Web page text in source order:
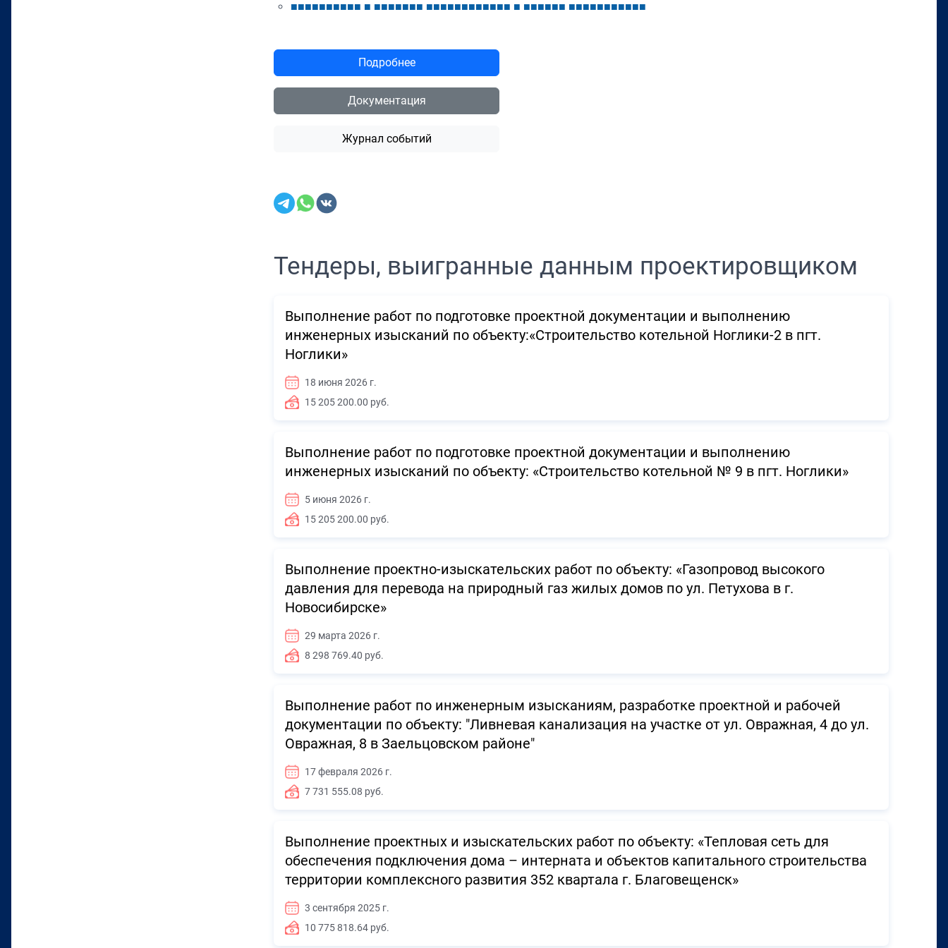
■■■■■■■■■■ ■ ■■■■■■■ ■■■■■■■■■■■■ ■ ■■■■■■ ■■■■■■■■■■■
Подробнее
Документация
Журнал событий
Тендеры, выигранные данным проектировщиком
Выполнение работ по подготовке проектной документации и выполнению
инженерных изысканий по объекту:«Строительство котельной Ноглики-2 в пгт.
Ноглики»
18 июня 2026 г.
15 205 200.00 руб.
Выполнение работ по подготовке проектной документации и выполнению
инженерных изысканий по объекту: «Строительство котельной № 9 в пгт. Ноглики»
5 июня 2026 г.
15 205 200.00 руб.
Выполнение проектно-изыскательских работ по объекту: «Газопровод высокого
давления для перевода на природный газ жилых домов по ул. Петухова в г.
Новосибирске»
29 марта 2026 г.
8 298 769.40 руб.
Выполнение работ по инженерным изысканиям, разработке проектной и рабочей
документации по объекту: "Ливневая канализация на участке от ул. Овражная, 4 до ул.
Овражная, 8 в Заельцовском районе"
17 февраля 2026 г.
7 731 555.08 руб.
Выполнение проектных и изыскательских работ по объекту: «Тепловая сеть для
обеспечения подключения дома – интерната и объектов капитального строительства
территории комплексного развития 352 квартала г. Благовещенск»
3 сентября 2025 г.
10 775 818.64 руб.